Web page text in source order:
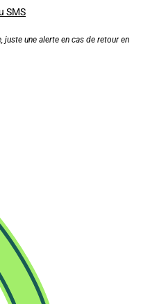
SMS
juste une alerte en cas de retour en